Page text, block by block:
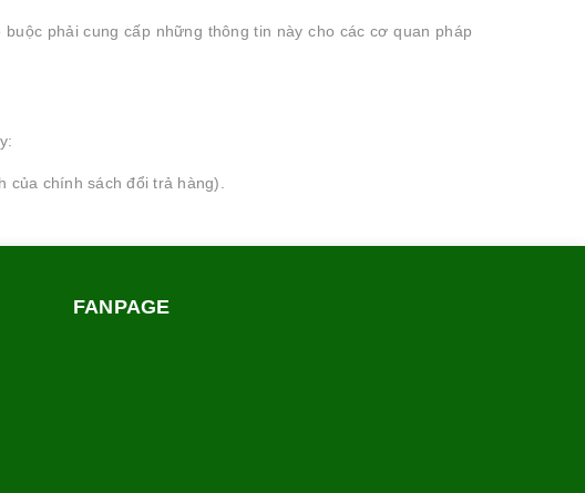
phải cung cấp những thông tin này cho các cơ quan pháp
của chính sách đổi trả hàng).
FANPAGE